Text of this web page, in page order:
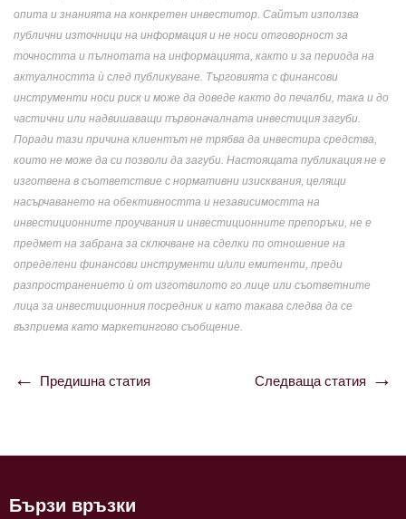
опита и знанията на конкретен инвеститор. Сайтът използва
публични източници на информация и не носи отговорност за
точността и пълнотата на информацията, както и за периода на
актуалността ѝ след публикуване. Търговията с финансови
инструменти носи риск и може да доведе както до печалби, така и до
частични или надвишаващи първоначалната инвестиция загуби.
Поради тази причина клиентът не трябва да инвестира средства,
които не може да си позволи да загуби. Настоящата публикация не е
изготвена в съответствие с нормативни изисквания, целящи
насърчаването на обективността и независимостта на
инвестиционните проучвания и инвестиционните препоръки, не е
предмет на забрана за сключване на сделки по отношение на
определени финансови инструменти и/или емитенти, преди
разпространението ѝ от изготвилото го лице или съответните
лица за инвестиционния посредник и като такава следва да се
възприема като маркетингово съобщение.
Навигация
Предишна статия Следваща статия
Бързи връзки